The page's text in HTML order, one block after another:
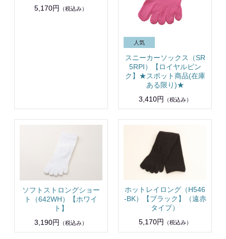
5,170円 （税込み）
スニーカーソックス（SR
5RPI）【ロイヤルピン
ク】★スポット商品(在庫
ある限り)★
3,410円
（税込み）
ソフトストロングショー
ト（642WH）【ホワイ
ト】
3,190円
（税込み）
ホットレイロング（H546
-BK）【ブラック】（遠赤
タイプ）
5,170円
（税込み）